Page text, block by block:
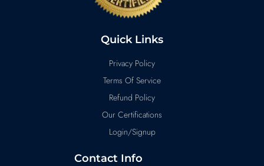
Quick Links
Privacy Policy
Terms Of Service
Refund Policy
Our Certifications
Login/Signup
Contact Info